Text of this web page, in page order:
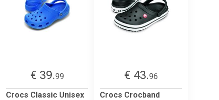
€ 39.99
Crocs Classic Unisex
€ 43.96
Crocs Crocband